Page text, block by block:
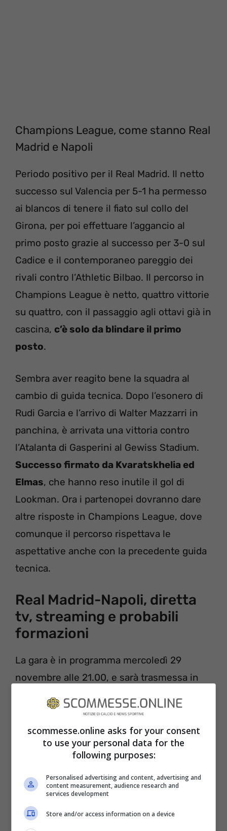
Champions League, come stanno Real
Madrid e Napoli
Periodo positivo per il Real Madrid. Il netto
successo sul Valencia per 5-1 ha permesso
ai blancos di tenere il fiato sul collo del
Girona, per poi effettuare l’aggancio al
primo posto grazie al successo per 3-0 sul
Cadice e il contemporaneo pareggio dei
rivali contro l’Athletic Bilbao. Il percorso in
Champions League è netto, quattro vittorie
su quattro, con il passaggio agli ottavi già in
cascina, c’è solo da blindare il primo
posto.
Sembra aver reagito bene la squadra al
cambio di guida tecnica. Dopo l’esonero di
Rudi Garcia e l’arrivo di Walter Mazzarri in
panchina, è arrivata una vittoria contro
l’Atalanta di Gasperini al Gewiss Stadium.
Successo firmato da Kvaratskhelia ed
Elmas, che hanno reso inutile il gol di
Lookman. Ora i partenopei dovranno dare
altre risposte in Champions League, dove
comunque il percorso rispettava le
aspettative anche con la precedente guida
tecnica.
Real Madrid-Napoli, diretta
tv, streaming e probabili
formazioni
La gara è in programma mercoledì 29
novembre alle 21.00, e sarà trasmessa in
diretta tv esclusiva su
, che ogni settimana propone sulla
sua piattaforma la partita più importante
(per l’Italia) della settimana di Champions
scommesse.online asks for your consent
to use your personal data for the
following purposes:
Personalised advertising and content, advertising and
content measurement, audience research and
services development
Store and/or access information on a device